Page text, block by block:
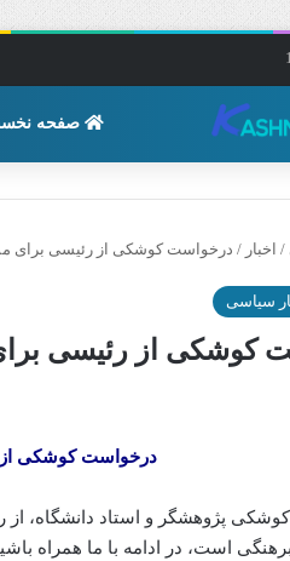
صفحه
/ اخبار / درخواست کوشکی از رئیسی برای
سیاسی
کوشکی از رئیسی
درخواست کوشکی از
پژوهشگر و استاد دانشگاه،
است، در ادامه با ما همراه